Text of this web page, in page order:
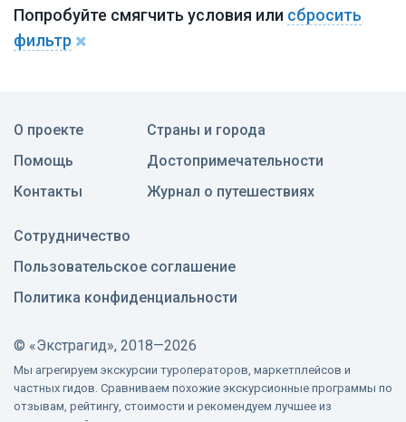
Попробуйте смягчить условия или сбросить
фильтр
О проекте
Помощь
Контакты
Страны и города
Достопримечательности
Журнал о путешествиях
Сотрудничество
Пользовательское соглашение
Политика конфиденциальности
© «Экстрагид», 2018—2026
Мы агрегируем экскурсии туроператоров, маркетплейсов и
частных гидов. Сравниваем похожие экскурсионные программы по
отзывам, рейтингу, стоимости и рекомендуем лучшее из